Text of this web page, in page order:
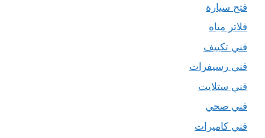
فتح سيارة
فلاتر مياه
فني تكييف
فني رسيفرات
فني ستلايت
فني صحي
فني كاميرات